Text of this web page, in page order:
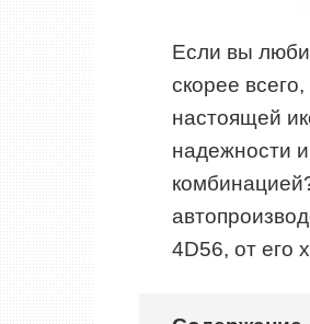
Если вы
скорее
настоящей
надежности
4D56, от его